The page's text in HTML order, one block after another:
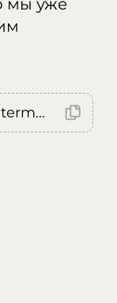
мы уже
Error: (intermediate value)(intermediate value)(intermediate value).replaceAll is not a function